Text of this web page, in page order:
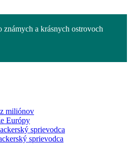
známych a krásnych ostrovoch
miliónov
Európy
sprievodca
sprievodca